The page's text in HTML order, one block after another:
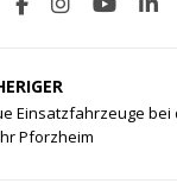
Einsatzfahrzeuge bei
Pforzheim